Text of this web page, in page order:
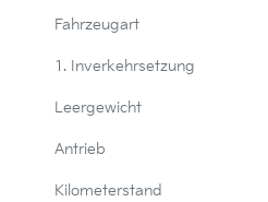
Fahrzeugart
1. Inverkehrsetzung
Leergewicht
Antrieb
Kilometerstand